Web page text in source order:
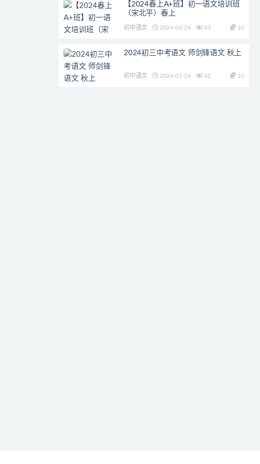
【2024春上A+班】初一语文培训班
（宋北平）春上
初中语文 2024-02-26 43 10
2024初三中考语文 师剑锋语文 秋上
初中语文 2024-01-24 42 10